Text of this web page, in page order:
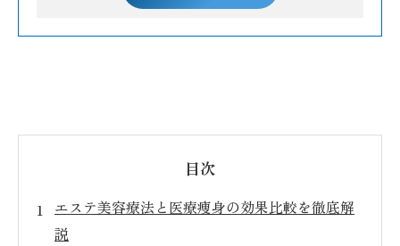
目次
エステ美容療法と医療痩身の効果比較を徹底解
説